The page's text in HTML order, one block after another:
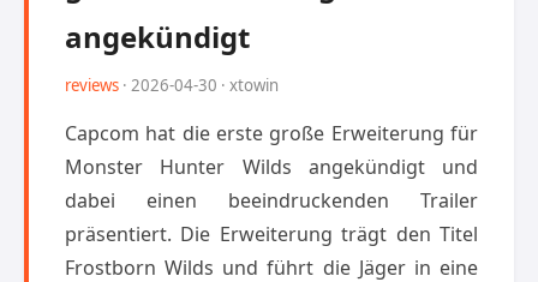
angekündigt
reviews · 2026-04-30 · xtowin
Capcom hat die erste große Erweiterung für
Monster Hunter Wilds angekündigt und
dabei einen beeindruckenden Trailer
präsentiert. Die Erweiterung trägt den Titel
Frostborn Wilds und führt die Jäger in eine